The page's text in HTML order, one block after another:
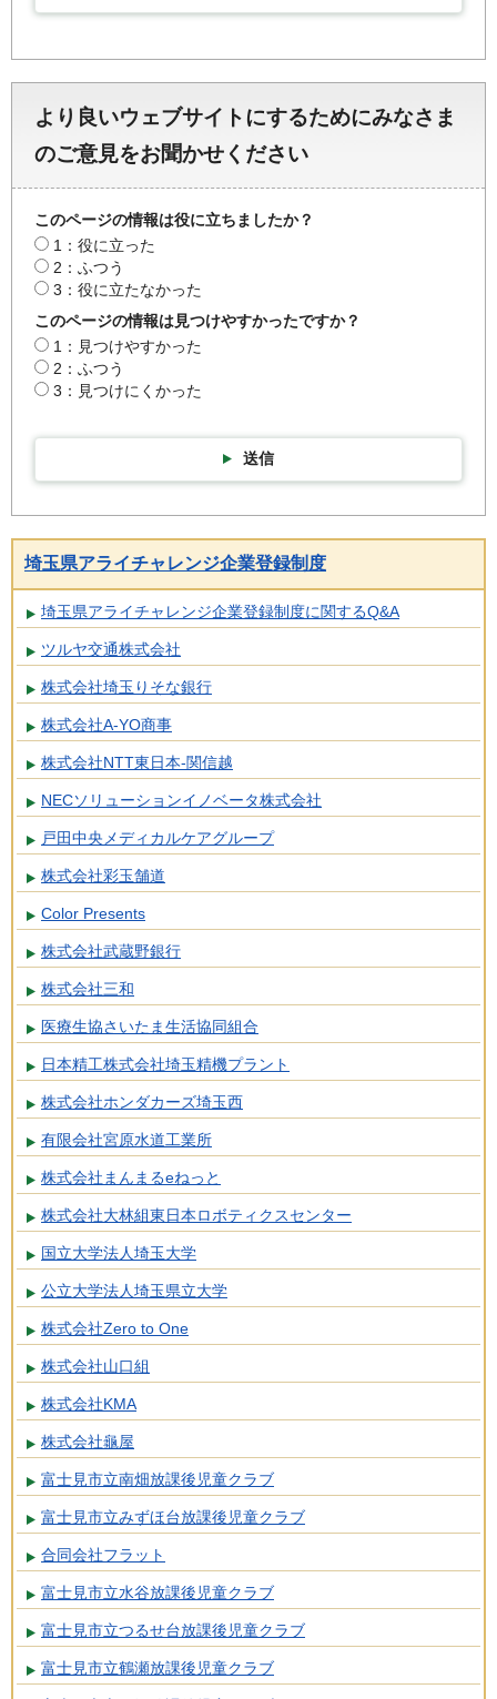
より良いウェブサイトにするためにみなさま
のご意見をお聞かせください
このページの情報は役に立ちましたか？
1：役に立った
2：ふつう
3：役に立たなかった
このページの情報は見つけやすかったですか？
1：見つけやすかった
2：ふつう
3：見つけにくかった
送信
埼玉県アライチャレンジ企業登録制度
埼玉県アライチャレンジ企業登録制度に関するQ&A
ツルヤ交通株式会社
株式会社埼玉りそな銀行
株式会社A-YO商事
株式会社NTT東日本-関信越
NECソリューションイノベータ株式会社
戸田中央メディカルケアグループ
株式会社彩玉舗道
Color Presents
株式会社武蔵野銀行
株式会社三和
医療生協さいたま生活協同組合
日本精工株式会社埼玉精機プラント
株式会社ホンダカーズ埼玉西
有限会社宮原水道工業所
株式会社まんまるeねっと
株式会社大林組東日本ロボティクスセンター
国立大学法人埼玉大学
公立大学法人埼玉県立大学
株式会社Zero to One
株式会社山口組
株式会社KMA
株式会社龜屋
富士見市立南畑放課後児童クラブ
富士見市立みずほ台放課後児童クラブ
合同会社フラット
富士見市立水谷放課後児童クラブ
富士見市立つるせ台放課後児童クラブ
富士見市立鶴瀬放課後児童クラブ